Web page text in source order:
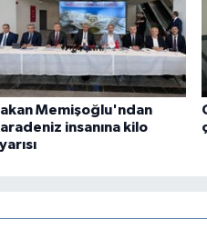
Memişoğlu'ndan
insanına kilo